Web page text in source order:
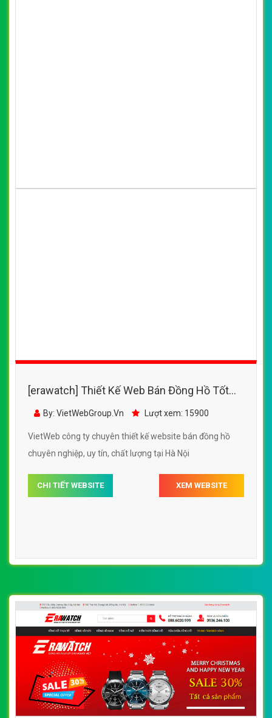
[erawatch] Thiết Kế Web Bán Đồng Hồ Tốt
đẹp, chuyên nghiệp chuẩn SEO
By: VietWebGroup.Vn Lượt xem: 15900
VietWeb công ty chuyên thiết kế website bán đồng hồ
chuyên nghiệp, uy tín, chất lượng tại Hà Nội
CHI TIẾT WEBSITE XEM WEBSITE